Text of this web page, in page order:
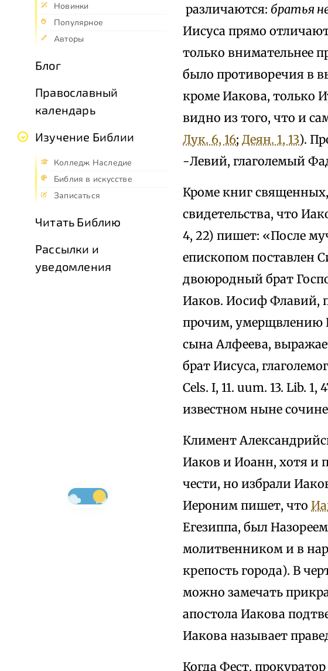
Новинки
Популярное
Авторы
Блог
Православный
календарь
Изучение Библии
Колледж Наследие
Библия в искусстве
Записаться
Читать Библию
Рассылки и
уведомления
различаются: братья
Иисуса прямо
только внимательнее
было противоречия в
кроме Иакова, только
видно из того, что и
Лук. 6, 16; Деян. 1, 13).
-Левий, глаголемый
Кроме книг
свидетельства, что
4, 22) пишет: «После
епископом поставлен
двоюродный брат
Иаков. Иосиф Флавий,
прочим, умерщвлению
сына Алфеева,
брат Иисуса,
Cels. I, 11. uum. 13. Lib.
известном ныне
Климент
Иаков и Иоанн, хотя и
чести, но избрали
Иероним пишет, что
Егезиппа, был
молитвенником и в
крепость города). В
можно замечать
апостола Иакова
Иакова называет
Когда Фест,